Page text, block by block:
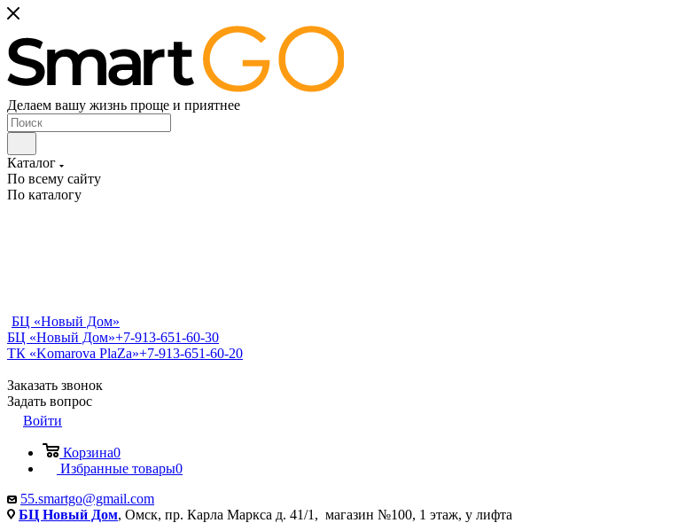
Делаем вашу жизнь проще и приятнее
Каталог
По всему сайту
По каталогу
БЦ «Новый Дом»
БЦ «Новый Дом»+7-913-651-60-30
ТК «Komarova PlaZa»+7-913-651-60-20
Заказать звонок
Задать вопрос
Войти
Корзина0
Избранные товары0
55.smartgo@gmail.com
БЦ Новый Дом, Омск, пр. Карла Маркса д. 41/1, магазин №100, 1 этаж, у лифта